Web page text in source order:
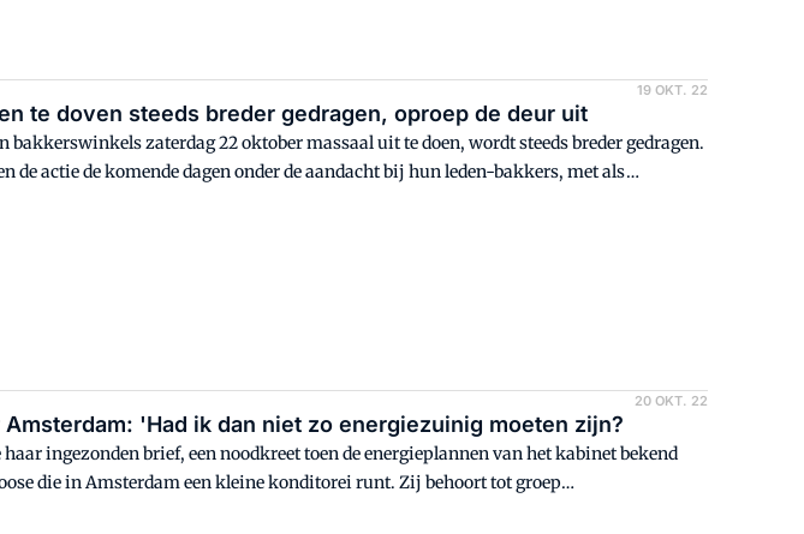
19 OKT. 22
te doven steeds breder gedragen, oproep de deur uit
bakkerswinkels zaterdag 22 oktober massaal uit te doen, wordt steeds breder gedragen.
de actie de komende dagen onder de aandacht bij hun leden-bakkers, met als
20 OKT. 22
'Had ik dan niet zo energiezuinig moeten zijn?
ingezonden brief, een noodkreet toen de energieplannen van het kabinet bekend
die in Amsterdam een kleine konditorei runt. Zij behoort tot groep